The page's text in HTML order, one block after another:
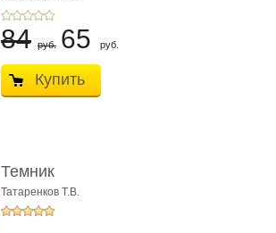
84 руб. 65 руб.
Купить
Темник
Татаренков Т.В.